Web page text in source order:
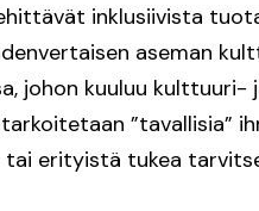
inklusiivista
aseman
johon kuuluu
”tavallisia”
erityistä tukea